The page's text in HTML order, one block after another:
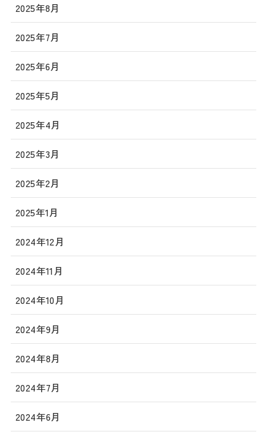
2025年8月
2025年7月
2025年6月
2025年5月
2025年4月
2025年3月
2025年2月
2025年1月
2024年12月
2024年11月
2024年10月
2024年9月
2024年8月
2024年7月
2024年6月